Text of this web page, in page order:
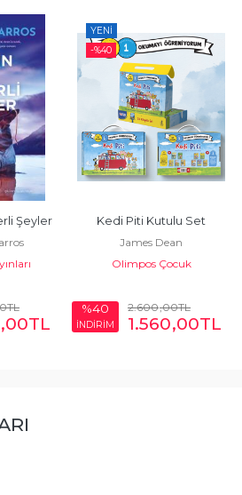
Şeyler
TL
,00TL
YENI
-%40
Kedi Piti Kutulu Set
James Dean
Olimpos Çocuk
%40
İNDİRİM
2.600,00TL
1.560,00TL